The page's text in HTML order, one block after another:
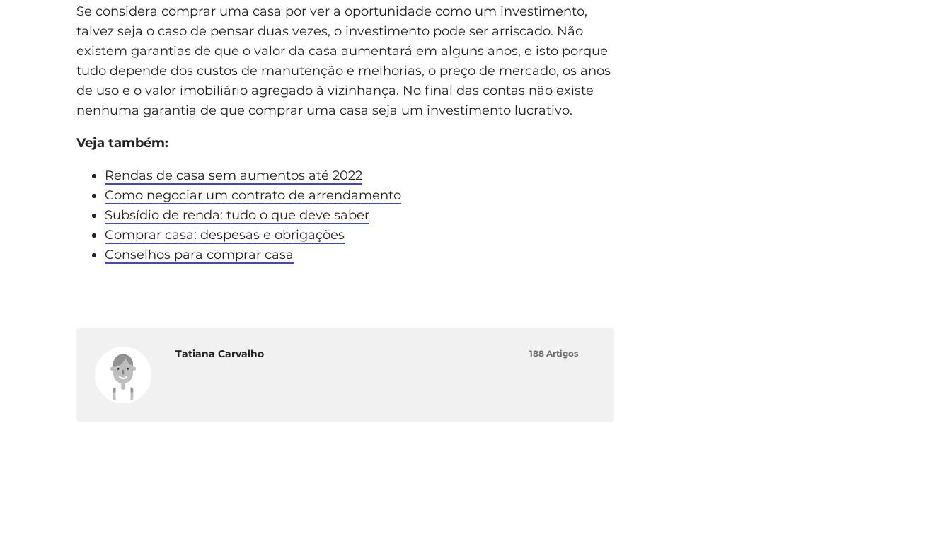
Se considera comprar uma casa por ver a oportunidade como um investimento,
talvez seja o caso de pensar duas vezes, o investimento pode ser arriscado. Não
existem garantias de que o valor da casa aumentará em alguns anos, e isto porque
tudo depende dos custos de manutenção e melhorias, o preço de mercado, os anos
de uso e o valor imobiliário agregado à vizinhança. No final das contas não existe
nenhuma garantia de que comprar uma casa seja um investimento lucrativo.
Veja também:
Rendas de casa sem aumentos até 2022
Como negociar um contrato de arrendamento
Subsídio de renda: tudo o que deve saber
Comprar casa: despesas e obrigações
Conselhos para comprar casa
Tatiana Carvalho 188 Artigos